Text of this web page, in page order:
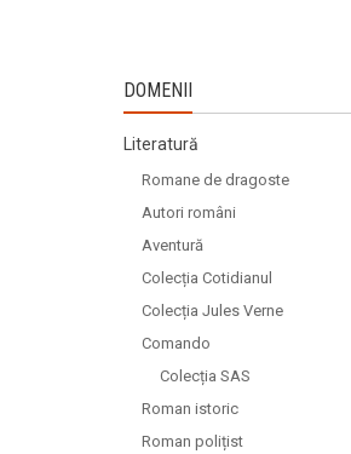
DOMENII
Literatură
Romane de dragoste
Autori români
Aventură
Colecția Cotidianul
Colecția Jules Verne
Comando
Colecția SAS
Roman istoric
Roman polițist